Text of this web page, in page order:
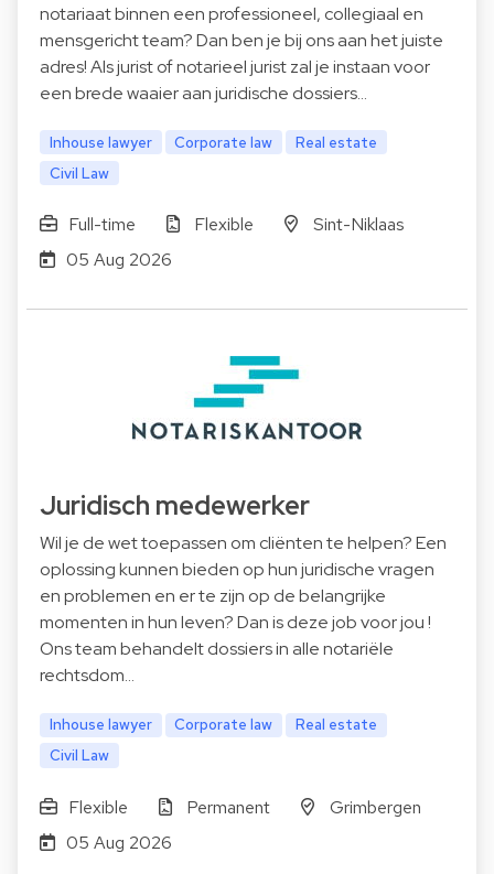
notariaat binnen een professioneel, collegiaal en
mensgericht team? Dan ben je bij ons aan het juiste
adres! Als jurist of notarieel jurist zal je instaan voor
een brede waaier aan juridische dossiers…
Inhouse lawyer Corporate law
Real estate
Civil Law
Full-time Flexible
Sint-Niklaas
05 Aug 2026
Juridisch medewerker
Wil je de wet toepassen om cliënten te helpen? Een
oplossing kunnen bieden op hun juridische vragen
en problemen en er te zijn op de belangrijke
momenten in hun leven? Dan is deze job voor jou !
Ons team behandelt dossiers in alle notariële
rechtsdom…
Inhouse lawyer Corporate law
Real estate
Civil Law
Flexible Permanent
Grimbergen
05 Aug 2026